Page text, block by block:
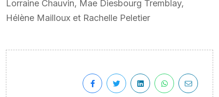
Lorraine Chauvin, Mae Diesbourg Tremblay,
Hélène Mailloux et Rachelle Peletier